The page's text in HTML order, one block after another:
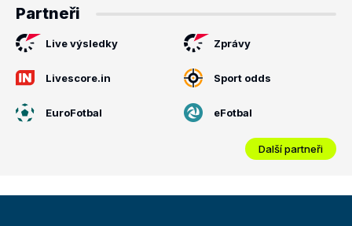
Partneři
Live výsledky Zprávy
Livescore.in Sport odds
EuroFotbal eFotbal
Další partneři